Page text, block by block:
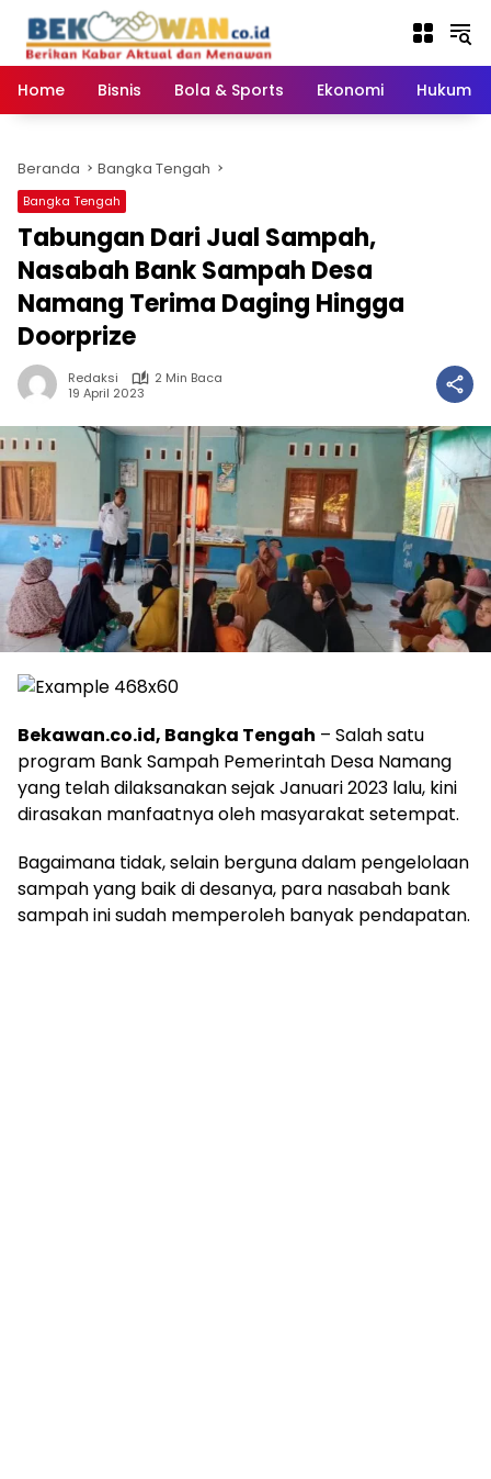
konten
Home
Bisnis Bola & Sports Ekonomi Hukum
Beranda Bangka Tengah
Bangka Tengah
Tabungan Dari Jual Sampah,
Nasabah Bank Sampah Desa
Namang Terima Daging Hingga
Doorprize
Redaksi
2 Min Baca
19 April 2023
Bekawan.co.id, Bangka Tengah – Salah satu
program Bank Sampah Pemerintah Desa Namang
yang telah dilaksanakan sejak Januari 2023 lalu, kini
dirasakan manfaatnya oleh masyarakat setempat.
Bagaimana tidak, selain berguna dalam pengelolaan
sampah yang baik di desanya, para nasabah bank
sampah ini sudah memperoleh banyak pendapatan.